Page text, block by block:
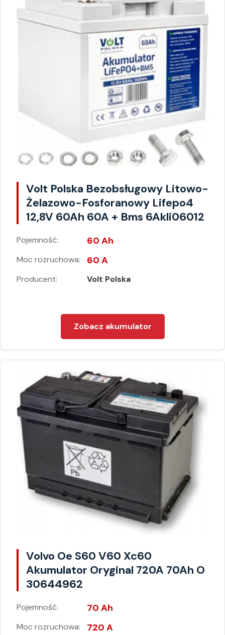
Volt Polska Bezobsługowy Litowo-
Żelazowo-Fosforanowy Lifepo4
12,8V 60Ah 60A + Bms 6Akli06012
Pojemność: 60 Ah
Moc rozruchowa: 60 A
Producent: Volt Polska
Zobacz akumulator
Volvo Oe S60 V60 Xc60
Akumulator Oryginal 720A 70Ah O
30644962
Pojemność: 70 Ah
Moc rozruchowa: 720 A